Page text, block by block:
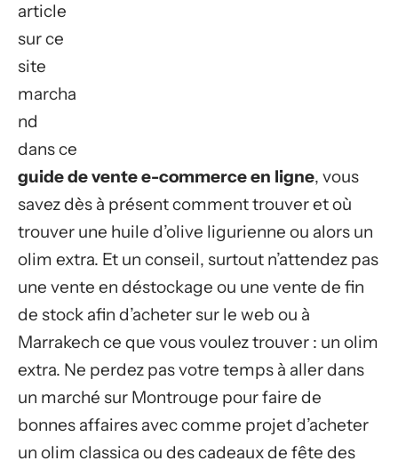
article
sur ce
site
marcha
nd
dans ce
guide de vente e-commerce en ligne, vous
savez dès à présent comment trouver et où
trouver une huile d’olive ligurienne ou alors un
olim extra. Et un conseil, surtout n’attendez pas
une vente en déstockage ou une vente de fin
de stock afin d’acheter sur le web ou à
Marrakech ce que vous voulez trouver : un olim
extra. Ne perdez pas votre temps à aller dans
un marché sur Montrouge pour faire de
bonnes affaires avec comme projet d’acheter
un olim classica ou des cadeaux de fête des